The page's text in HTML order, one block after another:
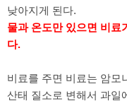
낮아지게 된다.
물과 온도만 있으면 비료
다.
비료를 주면 비료는 암모
산태 질소로 변해서 과일